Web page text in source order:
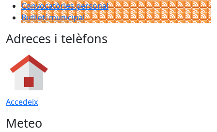
Convocatòries personal
Butlletí municipal
Adreces i telèfons
Accedeix
Meteo